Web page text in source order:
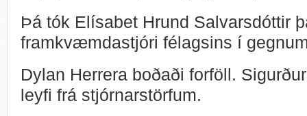
Þá tók Elísabet Hrund Salvarsdóttir
framkvæmdastjóri félagsins í
Dylan Herrera boðaði forföll.
leyfi frá stjórnarstörfum.